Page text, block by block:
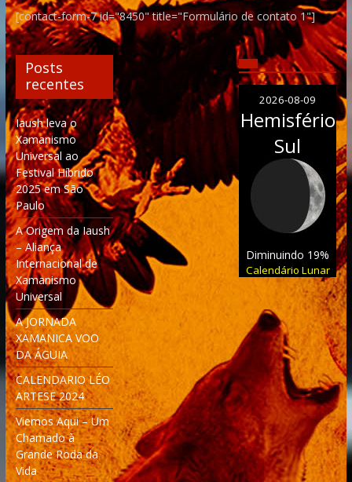
[contact-form-7 id="8450" title="Formulário de contato 1"]
Posts
recentes
Iaush leva o
Xamanismo
Universal ao
Festival Híbrido
2025 em São
Paulo
A Origem da Iaush
– Aliança
Internacional de
Xamanismo
Universal
A JORNADA
XAMANICA VOO
DA ÁGUIA
CALENDARIO LÉO
ARTESE 2024
Viemos Aqui – Um
Chamado à
Grande Roda da
Vida
2026-08-09
Hemisfério
Sul
Diminuindo 19%
Calendário Lunar